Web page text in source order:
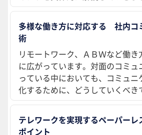
多様な働き方に対応する 社内コ
術
リモートワーク、ＡＢＷなど働き
に広がっています。対面のコミ
っている中においても、コミュ
化するために、どうしていくべき
テレワークを実現するペーパーレ
ポイント